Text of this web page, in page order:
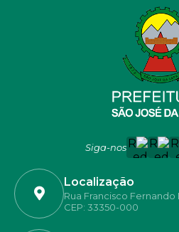
Siga-nos
Localização
Rua Francisco
CEP: 33350-000